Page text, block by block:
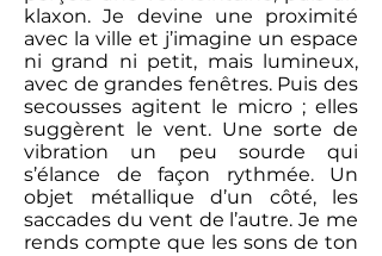
klaxon. Je devine une proximité
avec la ville et j’imagine un espace
ni grand ni petit, mais lumineux,
avec de grandes fenêtres. Puis des
secousses agitent le micro ; elles
suggèrent le vent. Une sorte de
vibration un peu sourde qui
s’élance de façon rythmée. Un
objet métallique d’un côté, les
saccades du vent de l’autre. Je me
rends compte que les sons de ton